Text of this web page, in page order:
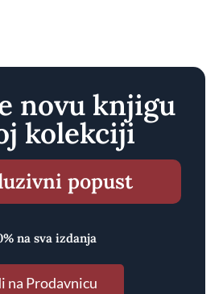
novu knjigu
kolekciji
popust
na sva izdanja
na Prodavnicu